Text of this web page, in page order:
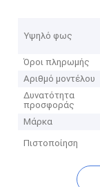
Υψηλό φως
Όροι πληρωμής
Αριθμό μοντέλου
Δυνατότητα
προσφοράς
Μάρκα
Πιστοποίηση